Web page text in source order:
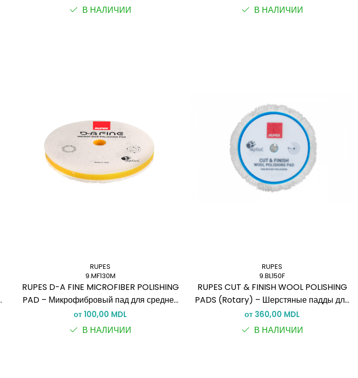
В НАЛИЧИИ В НАЛИЧИИ
RUPES
9.MF130M
RUPES D-A FINE MICROFIBER POLISHING
PAD – Микрофибровый пад для средней
коррекции и финиша (Dual Action)
от 100,00 MDL
В НАЛИЧИИ
RUPES
9.BL150F
RUPES CUT & FINISH WOOL POLISHING
PADS (Rotary) – Шерстяные падды для
реза и финиша
от 360,00 MDL
В НАЛИЧИИ